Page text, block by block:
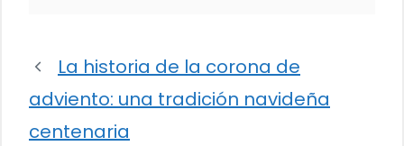
La historia de la corona de
adviento: una tradición navideña
centenaria